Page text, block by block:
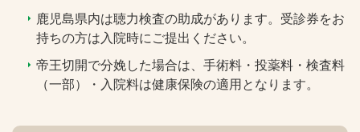
鹿児島県内は聴力検査の助成があります。受診券をお
持ちの方は入院時にご提出ください。
帝王切開で分娩した場合は、手術料・投薬料・検査料
（一部）・入院料は健康保険の適用となります。